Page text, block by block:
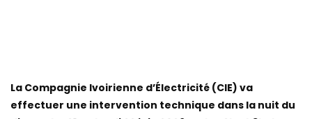
La Compagnie Ivoirienne d’Électricité (CIE) va
effectuer une intervention technique dans la nuit du